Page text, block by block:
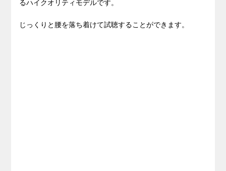
るハイクオリティモデルです。
じっくりと腰を落ち着けて試聴することができます。